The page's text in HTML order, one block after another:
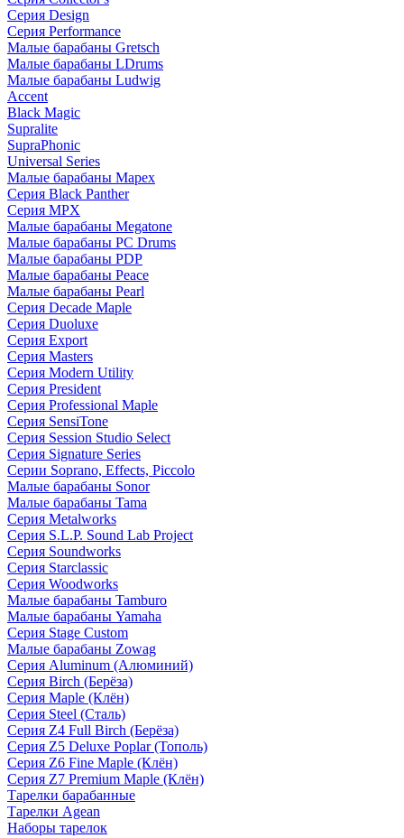
Серия Design
Серия Performance
Малые барабаны Gretsch
Малые барабаны LDrums
Малые барабаны Ludwig
Accent
Black Magic
Supralite
SupraPhonic
Universal Series
Малые барабаны Mapex
Серия Black Panther
Серия MPX
Малые барабаны Megatone
Малые барабаны PC Drums
Малые барабаны PDP
Малые барабаны Peace
Малые барабаны Pearl
Серия Decade Maple
Серия Duoluxe
Серия Export
Серия Masters
Серия Modern Utility
Серия President
Серия Professional Maple
Серия SensiTone
Серия Session Studio Select
Серия Signature Series
Серии Soprano, Effects, Piccolo
Малые барабаны Sonor
Малые барабаны Tama
Серия Metalworks
Серия S.L.P. Sound Lab Project
Серия Soundworks
Серия Starclassic
Серия Woodworks
Малые барабаны Tamburo
Малые барабаны Yamaha
Серия Stage Custom
Малые барабаны Zowag
Серия Aluminum (Алюминий)
Серия Birch (Берёза)
Серия Maple (Клён)
Серия Steel (Сталь)
Серия Z4 Full Birch (Берёза)
Серия Z5 Deluxe Poplar (Тополь)
Серия Z6 Fine Maple (Клён)
Серия Z7 Premium Maple (Клён)
Тарелки барабанные
Тарелки Agean
Наборы тарелок